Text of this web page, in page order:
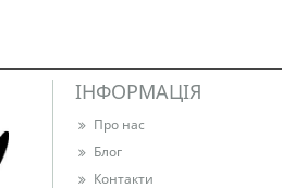
ІНФОРМАЦІЯ
Про нас
Блог
Контакти